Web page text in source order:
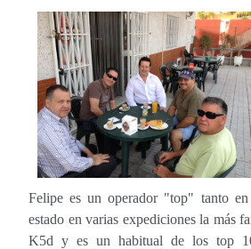
Felipe es un operador "top" tanto
estado en varias expediciones la más
K5d y es un habitual de los top